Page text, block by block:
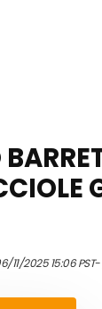
11/2025 15:06 PST-